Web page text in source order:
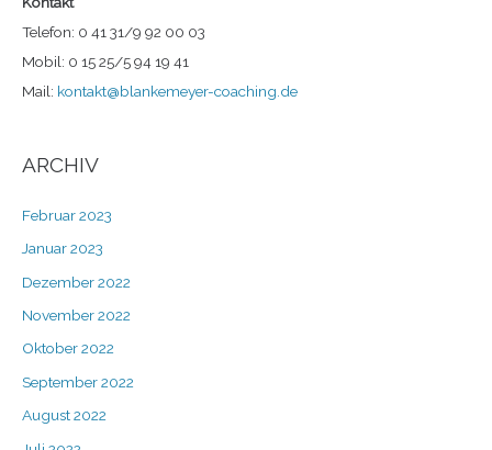
Telefon: 0 41 31/9 92 00 03
Mobil: 0 15 25/5 94 19 41
Mail: kontakt@blankemeyer-coaching.de
ARCHIV
Februar 2023
Januar 2023
Dezember 2022
November 2022
Oktober 2022
September 2022
August 2022